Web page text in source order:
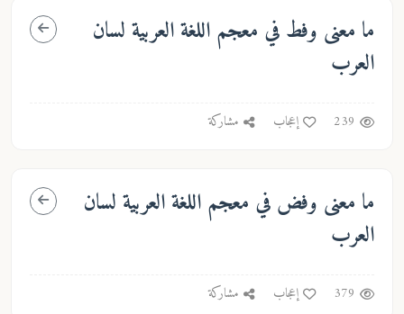
ما معنى وفطفي معجم اللغة العربية لسان
العرب
239 إعجاب مشاركة
ما معنى وفضفي معجم اللغة العربية لسان
العرب
379 إعجاب مشاركة